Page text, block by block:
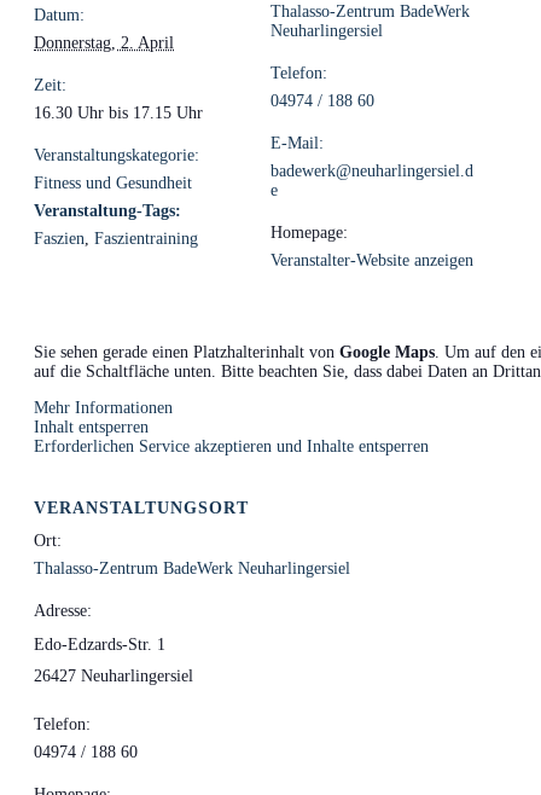
Datum:
Donnerstag, 2. April
Zeit:
16.30 Uhr bis 17.15 Uhr
Veranstaltungskategorie:
Fitness und Gesundheit
Veranstaltung-Tags:
Faszien Faszientraining
Thalasso-Zentrum BadeWerk
Neuharlingersiel
Telefon:
04974 / 188 60
E-Mail:
badewerk@neuharlingersiel.d
e
Homepage:
Veranstalter-Website anzeigen
VERANSTALTUNGSORT
Ort:
Thalasso-Zentrum BadeWerk Neuharlingersiel
Adresse:
Edo-Edzards-Str. 1
26427 Neuharlingersiel
Telefon:
04974 / 188 60
Sie sehen gerade einen Platzhalterinhalt von Google Maps . Um auf den
auf die Schaltfläche unten. Bitte beachten Sie, dass dabei Daten an
Mehr Informationen
Inhalt entsperren
Erforderlichen Service akzeptieren und Inhalte entsperren